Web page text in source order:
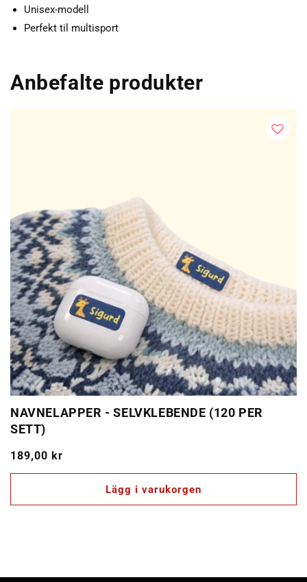
Unisex-modell
Perfekt til multisport
Anbefalte produkter
NAVNELAPPER - SELVKLEBENDE (120 PER
SETT)
Ordinarie
pris
189,00 kr
Lägg i varukorgen